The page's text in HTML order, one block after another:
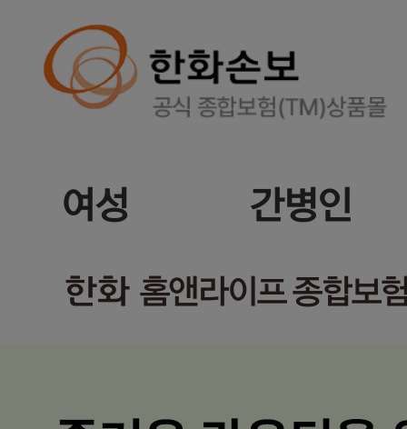
여성 간병인
한화 홈앤라이프 종합보